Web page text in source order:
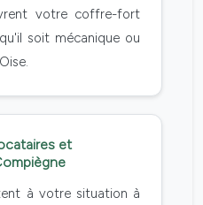
votre coffre-fort
soit mécanique ou
et
à votre situation à